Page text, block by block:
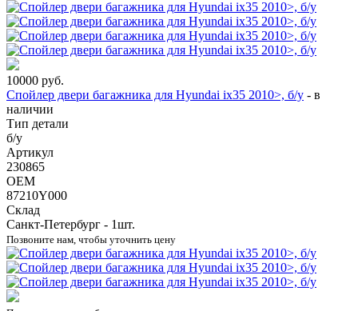
10000 руб.
Спойлер двери багажника для Hyundai ix35 2010>, б/у - в
наличии
Тип детали
б/у
Артикул
230865
OEM
87210Y000
Склад
Санкт-Петербург - 1шт.
Позвоните нам, чтобы уточнить цену